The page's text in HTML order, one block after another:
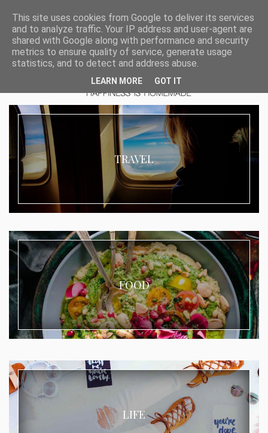
TRAVEL
FOOD
LIFE
This site uses cookies from Google to deliver its services
and to analyze traffic. Your IP address and user-agent are
shared with Google along with performance and security
metrics to ensure quality of service, generate usage
statistics, and to detect and address abuse.
LEARN MORE GOT IT